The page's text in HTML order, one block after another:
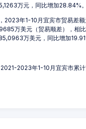
万元，同比增加28.84%。
2023年1-10月宜宾市贸易差额
万美元（贸易顺差），相
万美元，同比增加
2021-2023年1-10月宜宾市累计